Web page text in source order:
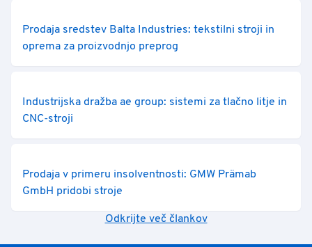
Prodaja sredstev Balta Industries: tekstilni stroji in
oprema za proizvodnjo preprog
Industrijska dražba ae group: sistemi za tlačno litje in
CNC-stroji
Prodaja v primeru insolventnosti: GMW Prämab
GmbH pridobi stroje
Odkrijte več člankov